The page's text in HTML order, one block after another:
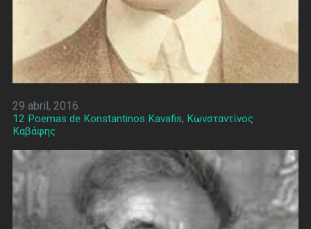
29 abril, 2016
12 Poemas de Konstantinos Kavafis, Κωνσταντίνος
Καβάφης